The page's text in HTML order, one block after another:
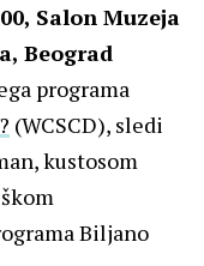
Salon Muzeja
Beograd
programa
(WCSCD), sledi
kustosom
Biljano